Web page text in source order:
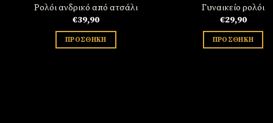
Ρολόι ανδρικό από ατσάλι
€39,90
ΠΡΟΣΘΉΚΗ
Γυναικείο ρολόι
€29,90
ΠΡΟΣΘΉΚΗ